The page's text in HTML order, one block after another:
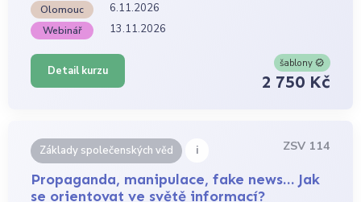
Olomouc 6.11.2026
Webinář 13.11.2026
Detail kurzu
šablony
2 750 Kč
Základy společenských věd i ZSV 114
Propaganda, manipulace, fake news… Jak
se orientovat ve světě informací?